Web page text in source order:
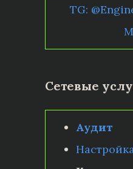
TG:
Сетевые
Аудит